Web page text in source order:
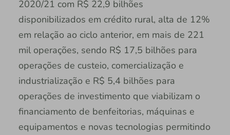
2020/21 com R$ 22,9 bilhões
disponibilizados em crédito rural, alta de 12%
em relação ao ciclo anterior, em mais de 221
mil operações, sendo R$ 17,5 bilhões para
operações de custeio, comercialização e
industrialização e R$ 5,4 bilhões para
operações de investimento que viabilizam o
financiamento de benfeitorias, máquinas e
equipamentos e novas tecnologias permitindo